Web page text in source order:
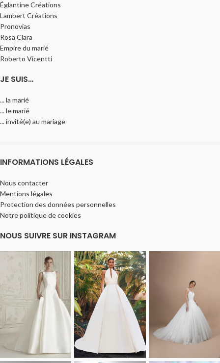
Églantine Créations
Lambert Créations
Pronovias
Rosa Clara
Empire du marié
Roberto Vicentti
JE SUIS…
... la marié
... le marié
... invité(e) au mariage
INFORMATIONS LÉGALES
Nous contacter
Mentions légales
Protection des données personnelles
Notre politique de cookies
NOUS SUIVRE SUR INSTAGRAM